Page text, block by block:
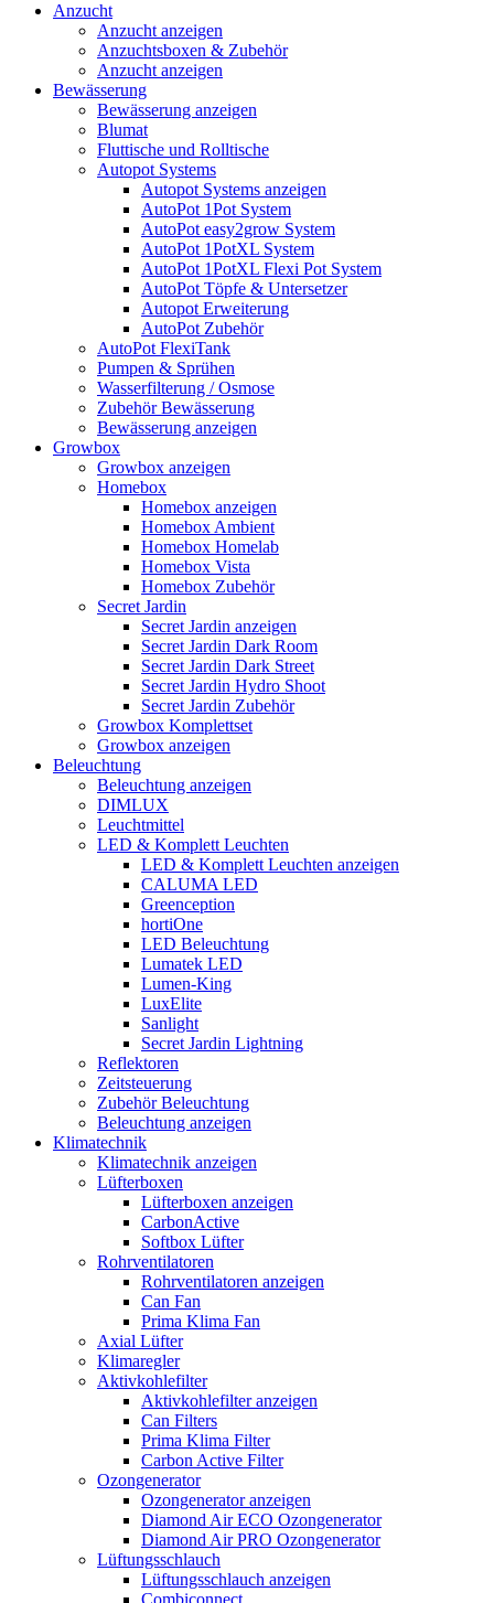
Anzucht
Anzucht anzeigen
Anzuchtsboxen & Zubehör
Anzucht anzeigen
Bewässerung
Bewässerung anzeigen
Blumat
Fluttische und Rolltische
Autopot Systems
Autopot Systems anzeigen
AutoPot 1Pot System
AutoPot easy2grow System
AutoPot 1PotXL System
AutoPot 1PotXL Flexi Pot System
AutoPot Töpfe & Untersetzer
Autopot Erweiterung
AutoPot Zubehör
AutoPot FlexiTank
Pumpen & Sprühen
Wasserfilterung / Osmose
Zubehör Bewässerung
Bewässerung anzeigen
Growbox
Growbox anzeigen
Homebox
Homebox anzeigen
Homebox Ambient
Homebox Homelab
Homebox Vista
Homebox Zubehör
Secret Jardin
Secret Jardin anzeigen
Secret Jardin Dark Room
Secret Jardin Dark Street
Secret Jardin Hydro Shoot
Secret Jardin Zubehör
Growbox Komplettset
Growbox anzeigen
Beleuchtung
Beleuchtung anzeigen
DIMLUX
Leuchtmittel
LED & Komplett Leuchten
LED & Komplett Leuchten anzeigen
CALUMA LED
Greenception
hortiOne
LED Beleuchtung
Lumatek LED
Lumen-King
LuxElite
Sanlight
Secret Jardin Lightning
Reflektoren
Zeitsteuerung
Zubehör Beleuchtung
Beleuchtung anzeigen
Klimatechnik
Klimatechnik anzeigen
Lüfterboxen
Lüfterboxen anzeigen
CarbonActive
Softbox Lüfter
Rohrventilatoren
Rohrventilatoren anzeigen
Can Fan
Prima Klima Fan
Axial Lüfter
Klimaregler
Aktivkohlefilter
Aktivkohlefilter anzeigen
Can Filters
Prima Klima Filter
Carbon Active Filter
Ozongenerator
Ozongenerator anzeigen
Diamond Air ECO Ozongenerator
Diamond Air PRO Ozongenerator
Lüftungsschlauch
Lüftungsschlauch anzeigen
Combiconnect